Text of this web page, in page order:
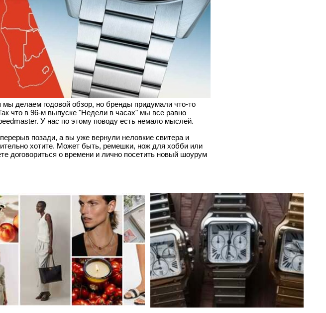
делаем годовой обзор, но бренды придумали что-то
что в 96-м выпуске "Недели в часах" мы все равно
У нас по этому поводу есть немало мыслей.
позади, а вы уже вернули неловкие свитера и
хотите. Может быть, ремешки, нож для хобби или
договориться о времени и лично посетить новый шоурум